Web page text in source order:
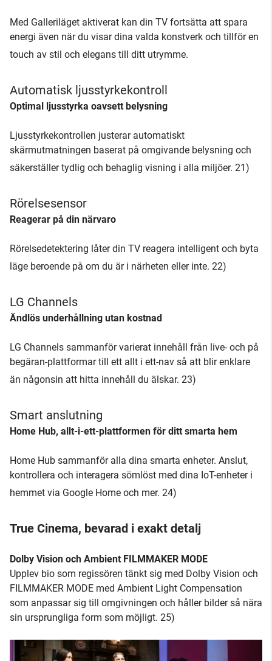
Med Galleriläget aktiverat kan din TV fortsätta att spara
energi även när du visar dina valda konstverk och tillför en
touch av stil och elegans till ditt utrymme.
Automatisk ljusstyrkekontroll
Optimal ljusstyrka oavsett belysning
Ljusstyrkekontrollen justerar automatiskt
skärmutmatningen baserat på omgivande belysning och
säkerställer tydlig och behaglig visning i alla miljöer. 21)
Rörelsesensor
Reagerar på din närvaro
Rörelsedetektering låter din TV reagera intelligent och byta
läge beroende på om du är i närheten eller inte. 22)
LG Channels
Ändlös underhållning utan kostnad
LG Channels sammanför varierat innehåll från live- och på
begäran-plattformar till ett allt i ett-nav så att blir enklare
än någonsin att hitta innehåll du älskar. 23)
Smart anslutning
Home Hub, allt-i-ett-plattformen för ditt smarta hem
Home Hub sammanför alla dina smarta enheter. Anslut,
kontrollera och interagera sömlöst med dina IoT-enheter i
hemmet via Google Home och mer. 24)
True Cinema, bevarad i exakt detalj
Dolby Vision och Ambient FILMMAKER MODE
Upplev bio som regissören tänkt sig med Dolby Vision och
FILMMAKER MODE med Ambient Light Compensation
som anpassar sig till omgivningen och håller bilder så nära
sin ursprungliga form som möjligt. 25)